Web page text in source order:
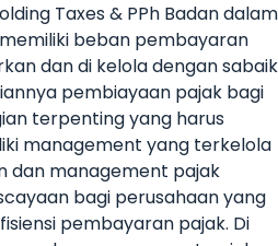
Taxes & PPh Badan dalam
beban pembayaran
dan di kelola dengan sabaik
pembiayaan pajak bagi
terpenting yang harus
management yang terkelola
dan management pajak
bagi perusahaan yang
pembayaran pajak. Di